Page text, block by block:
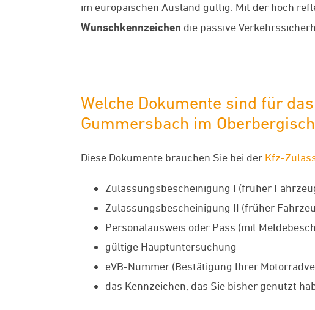
im europäischen Ausland gültig. Mit der hoch
Wunschkennzeichen die passive
Welche Dokumente sind für
Gummersbach im
Diese Dokumente brauchen Sie bei der Kfz-
Zulassungsbescheinigung I (früher
Zulassungsbescheinigung II (früher
Personalausweis oder Pass (mit
gültige Hauptuntersuchung
eVB-Nummer (Bestätigung Ihrer
das Kennzeichen, das Sie bisher genutzt